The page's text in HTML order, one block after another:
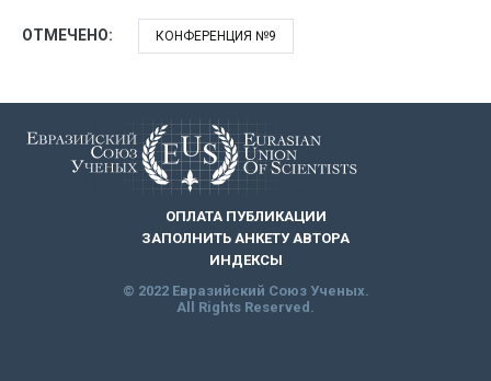
ОТМЕЧЕНО: КОНФЕРЕНЦИЯ №9
ОПЛАТА ПУБЛИКАЦИИ
ЗАПОЛНИТЬ АНКЕТУ АВТОРА
ИНДЕКСЫ
© 2022 Евразийский Союз Ученых.
All Rights Reserved.